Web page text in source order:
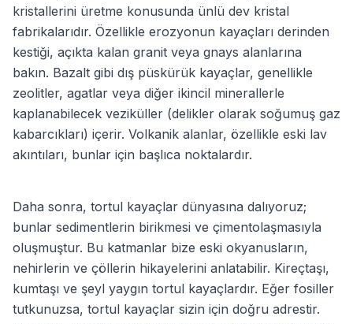
kristallerini üretme konusunda ünlü dev kristal
fabrikalarıdır. Özellikle erozyonun kayaçları derinden
kestiği, açıkta kalan granit veya gnays alanlarına
bakın. Bazalt gibi dış püskürük kayaçlar, genellikle
zeolitler, agatlar veya diğer ikincil minerallerle
kaplanabilecek veziküller (delikler olarak soğumuş gaz
kabarcıkları) içerir. Volkanik alanlar, özellikle eski lav
akıntıları, bunlar için başlıca noktalardır.
Daha sonra, tortul kayaçlar dünyasına dalıyoruz;
bunlar sedimentlerin birikmesi ve çimentolaşmasıyla
oluşmuştur. Bu katmanlar bize eski okyanusların,
nehirlerin ve çöllerin hikayelerini anlatabilir. Kireçtaşı,
kumtaşı ve şeyl yaygın tortul kayaçlardır. Eğer fosiller
tutkunuzsa, tortul kayaçlar sizin için doğru adrestir.